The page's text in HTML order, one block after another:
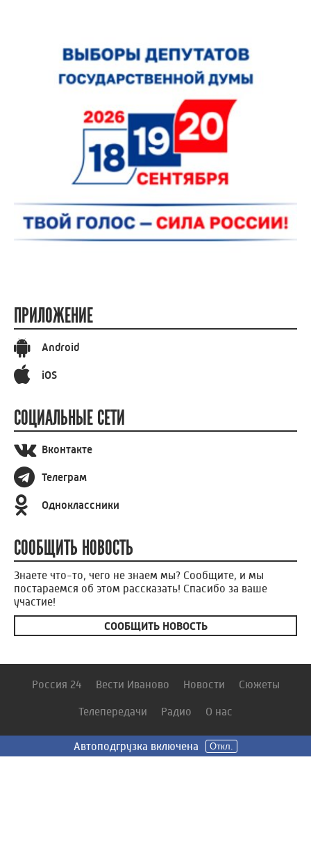
ПРИЛОЖЕНИЕ
Android
iOS
СОЦИАЛЬНЫЕ СЕТИ
Вконтакте
Телеграм
Одноклассники
СООБЩИТЬ НОВОСТЬ
Знаете что-то, чего не знаем мы? Сообщите, и мы
постараемся об этом рассказать! Спасибо за ваше
участие!
СООБЩИТЬ НОВОСТЬ
Россия 24 Вести Иваново Новости Сюжеты
Телепередачи Радио О нас
Автоподгрузка включена Откл.
Автоподгрузка включена Откл.